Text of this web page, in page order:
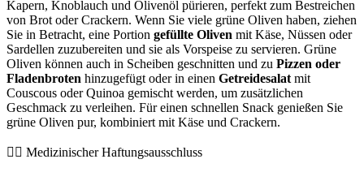
Kapern, Knoblauch und Olivenöl pürieren, perfekt zum Bestreichen
von Brot oder Crackern. Wenn Sie viele grüne Oliven haben, ziehen
Sie in Betracht, eine Portion gefüllte Oliven mit Käse, Nüssen oder
Sardellen zuzubereiten und sie als Vorspeise zu servieren. Grüne
Oliven können auch in Scheiben geschnitten und zu Pizzen oder
Fladenbroten hinzugefügt oder in einen Getreidesalat mit
Couscous oder Quinoa gemischt werden, um zusätzlichen
Geschmack zu verleihen. Für einen schnellen Snack genießen Sie
grüne Oliven pur, kombiniert mit Käse und Crackern.
👨‍⚕️️ Medizinischer Haftungsausschluss